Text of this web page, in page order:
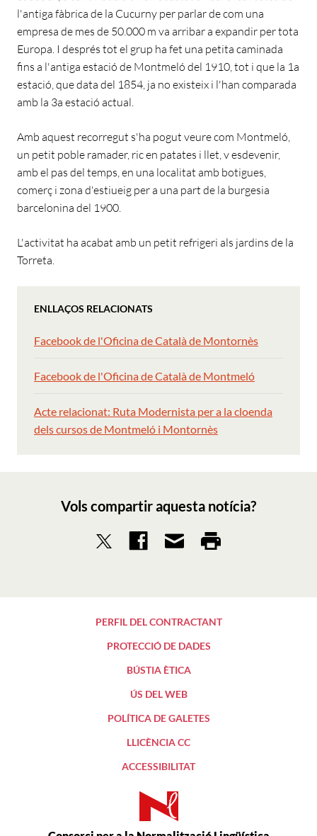
l'antiga fàbrica de la Cucurny per parlar de com una
empresa de mes de 50.000 m va arribar a expandir per tota
Europa. I després tot el grup ha fet una petita caminada
fins a l'antiga estació de Montmeló del 1910, tot i que la 1a
estació, que data del 1854, ja no existeix i l'han comparada
amb la 3a estació actual.
Amb aquest recorregut s'ha pogut veure com Montmeló,
un petit poble ramader, ric en patates i llet, v esdevenir,
amb el pas del temps, en una localitat amb botigues,
comerç i zona d'estiueig per a una part de la burgesia
barcelonina del 1900.
L'activitat ha acabat amb un petit refrigeri als jardins de la
Torreta.
ENLLAÇOS RELACIONATS
Facebook de l'Oficina de Català de Montornès
Facebook de l'Oficina de Català de Montmeló
Acte relacionat: Ruta Modernista per a la cloenda
dels cursos de Montmeló i Montornès
Vols compartir aquesta notícia?
PERFIL DEL CONTRACTANT
PROTECCIÓ DE DADES
BÚSTIA ÈTICA
ÚS DEL WEB
POLÍTICA DE GALETES
LLICÈNCIA CC
ACCESSIBILITAT